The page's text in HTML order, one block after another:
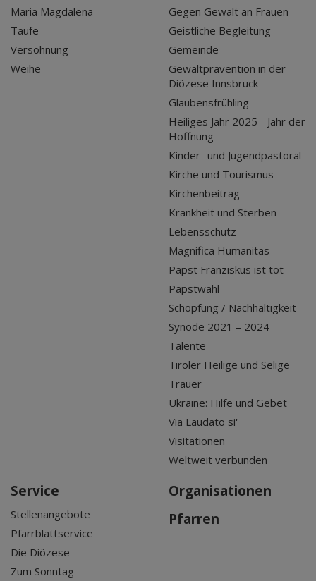
Maria Magdalena
Taufe
Versöhnung
Weihe
Gegen Gewalt an Frauen
Geistliche Begleitung
Gemeinde
Gewaltprävention in der
Diözese Innsbruck
Glaubensfrühling
Heiliges Jahr 2025 - Jahr der
Hoffnung
Kinder- und Jugendpastoral
Kirche und Tourismus
Kirchenbeitrag
Krankheit und Sterben
Lebensschutz
Magnifica Humanitas
Papst Franziskus ist tot
Papstwahl
Schöpfung / Nachhaltigkeit
Synode 2021 – 2024
Talente
Tiroler Heilige und Selige
Trauer
Ukraine: Hilfe und Gebet
Via Laudato si'
Visitationen
Weltweit verbunden
Service
Stellenangebote
Pfarrblattservice
Die Diözese
Zum Sonntag
Organisationen
Pfarren